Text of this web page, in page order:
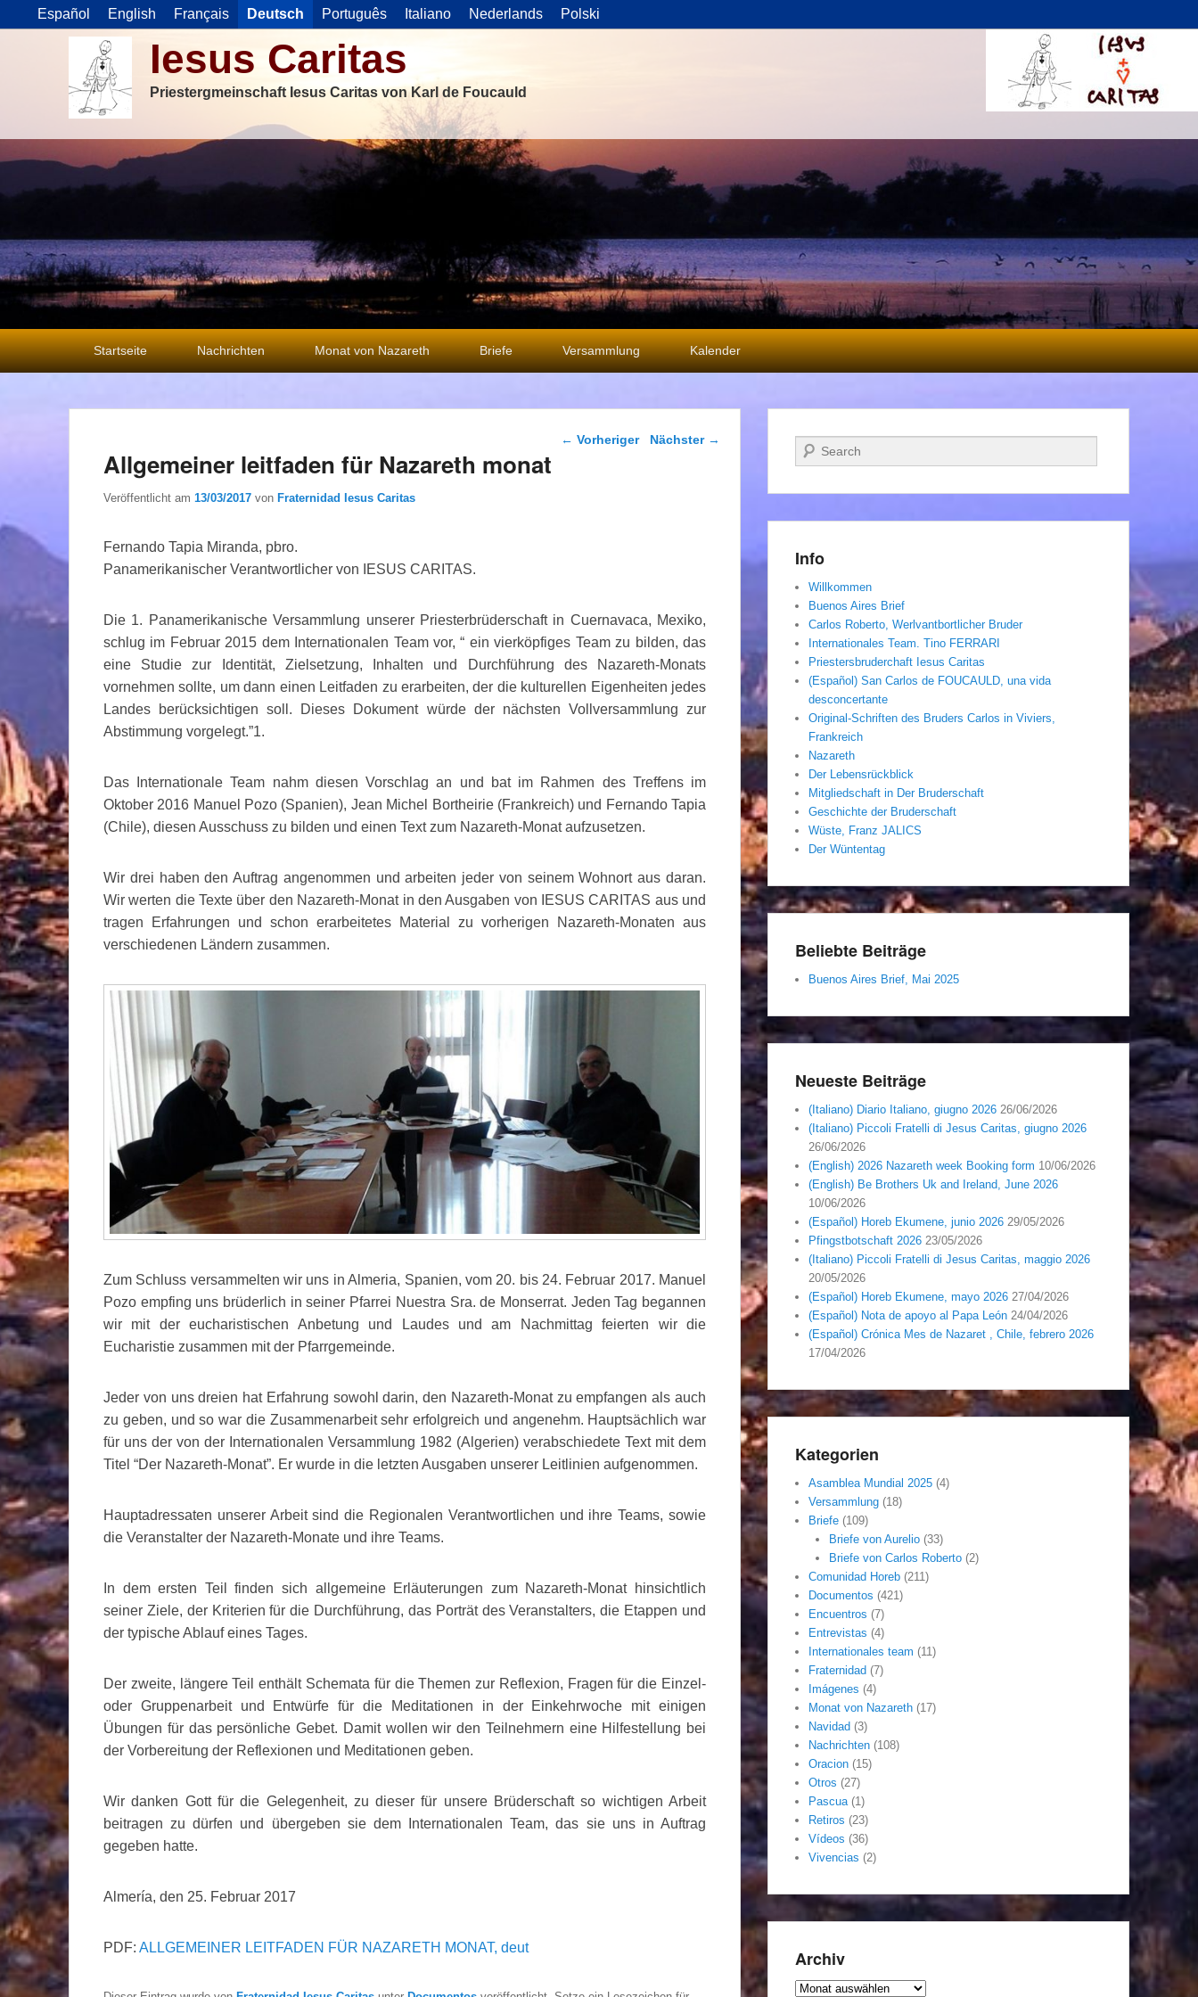
Español English Français Deutsch Português Italiano Nederlands Polski
Iesus Caritas
Priestergmeinschaft Iesus Caritas von Karl de Foucauld
Primäres
Menü
Startseite Nachrichten Monat von Nazareth Briefe Versammlung Kalender
Beitragsnavigation
← Vorheriger Nächster →
Allgemeiner leitfaden für Nazareth monat
Veröffentlicht am 13/03/2017 von Fraternidad Iesus Caritas
Fernando Tapia Miranda, pbro.
Panamerikanischer Verantwortlicher von IESUS CARITAS.
Die 1. Panamerikanische Versammlung unserer Priesterbrüderschaft in Cuernavaca, Mexiko,
schlug im Februar 2015 dem Internationalen Team vor, “ ein vierköpfiges Team zu bilden, das
eine Studie zur Identität, Zielsetzung, Inhalten und Durchführung des Nazareth-Monats
vornehmen sollte, um dann einen Leitfaden zu erarbeiten, der die kulturellen Eigenheiten jedes
Landes berücksichtigen soll. Dieses Dokument würde der nächsten Vollversammlung zur
Abstimmung vorgelegt.”1.
Das Internationale Team nahm diesen Vorschlag an und bat im Rahmen des Treffens im
Oktober 2016 Manuel Pozo (Spanien), Jean Michel Bortheirie (Frankreich) und Fernando Tapia
(Chile), diesen Ausschuss zu bilden und einen Text zum Nazareth-Monat aufzusetzen.
Wir drei haben den Auftrag angenommen und arbeiten jeder von seinem Wohnort aus daran.
Wir werten die Texte über den Nazareth-Monat in den Ausgaben von IESUS CARITAS aus und
tragen Erfahrungen und schon erarbeitetes Material zu vorherigen Nazareth-Monaten aus
verschiedenen Ländern zusammen.
Zum Schluss versammelten wir uns in Almeria, Spanien, vom 20. bis 24. Februar 2017. Manuel
Pozo empfing uns brüderlich in seiner Pfarrei Nuestra Sra. de Monserrat. Jeden Tag begannen
wir mit der eucharistischen Anbetung und Laudes und am Nachmittag feierten wir die
Eucharistie zusammen mit der Pfarrgemeinde.
Jeder von uns dreien hat Erfahrung sowohl darin, den Nazareth-Monat zu empfangen als auch
zu geben, und so war die Zusammenarbeit sehr erfolgreich und angenehm. Hauptsächlich war
für uns der von der Internationalen Versammlung 1982 (Algerien) verabschiedete Text mit dem
Titel “Der Nazareth-Monat”. Er wurde in die letzten Ausgaben unserer Leitlinien aufgenommen.
Hauptadressaten unserer Arbeit sind die Regionalen Verantwortlichen und ihre Teams, sowie
die Veranstalter der Nazareth-Monate und ihre Teams.
In dem ersten Teil finden sich allgemeine Erläuterungen zum Nazareth-Monat hinsichtlich
seiner Ziele, der Kriterien für die Durchführung, das Porträt des Veranstalters, die Etappen und
der typische Ablauf eines Tages.
Der zweite, längere Teil enthält Schemata für die Themen zur Reflexion, Fragen für die Einzel-
oder Gruppenarbeit und Entwürfe für die Meditationen in der Einkehrwoche mit einigen
Übungen für das persönliche Gebet. Damit wollen wir den Teilnehmern eine Hilfestellung bei
der Vorbereitung der Reflexionen und Meditationen geben.
Wir danken Gott für die Gelegenheit, zu dieser für unsere Brüderschaft so wichtigen Arbeit
beitragen zu dürfen und übergeben sie dem Internationalen Team, das sie uns in Auftrag
gegeben hatte.
Almería, den 25. Februar 2017
PDF: ALLGEMEINER LEITFADEN FÜR NAZARETH MONAT, deut
Suchen
Info
Willkommen
Buenos Aires Brief
Carlos Roberto, Werlvantbortlicher Bruder
Internationales Team. Tino FERRARI
Priestersbruderchaft Iesus Caritas
(Español) San Carlos de FOUCAULD, una vida
desconcertante
Original-Schriften des Bruders Carlos in Viviers,
Frankreich
Nazareth
Der Lebensrückblick
Mitgliedschaft in Der Bruderschaft
Geschichte der Bruderschaft
Wüste, Franz JALICS
Der Wüntentag
Beliebte Beiträge
Buenos Aires Brief, Mai 2025
Neueste Beiträge
(Italiano) Diario Italiano, giugno 2026 26/06/2026
(Italiano) Piccoli Fratelli di Jesus Caritas, giugno 2026
26/06/2026
(English) 2026 Nazareth week Booking form 10/06/2026
(English) Be Brothers Uk and Ireland, June 2026
10/06/2026
(Español) Horeb Ekumene, junio 2026 29/05/2026
Pfingstbotschaft 2026 23/05/2026
(Italiano) Piccoli Fratelli di Jesus Caritas, maggio 2026
20/05/2026
(Español) Horeb Ekumene, mayo 2026 27/04/2026
(Español) Nota de apoyo al Papa León 24/04/2026
(Español) Crónica Mes de Nazaret , Chile, febrero 2026
17/04/2026
Kategorien
Asamblea Mundial 2025 (4)
Versammlung (18)
Briefe (109)
Briefe von Aurelio(33)
Briefe von Carlos Roberto(2)
Comunidad Horeb (211)
Documentos (421)
Encuentros (7)
Entrevistas (4)
Internationales team (11)
Fraternidad (7)
Imágenes (4)
Monat von Nazareth (17)
Navidad (3)
Nachrichten (108)
Oracion (15)
Otros (27)
Pascua(1)
Retiros (23)
Vídeos (36)
Vivencias (2)
Archiv
Archiv